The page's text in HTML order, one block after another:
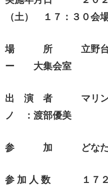
（土） １７：３０会
場 所 立野台コミ
ー 大集会室
出 演 者 マリン
ノ ：渡部優美
参 加 どなた
参 加 人 数 １７２名